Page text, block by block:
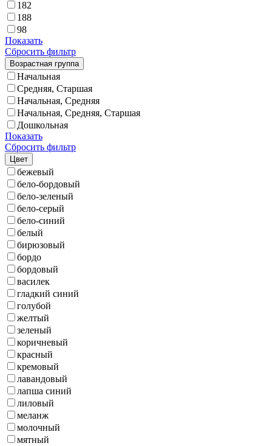
182
188
98
Показать
Сбросить фильтр
Возрастная группа
Начальная
Средняя, Старшая
Начальная, Средняя
Начальная, Средняя, Старшая
Дошкольная
Показать
Сбросить фильтр
Цвет
бежевый
бело-бордовый
бело-зеленый
бело-серый
бело-синий
белый
бирюзовый
бордо
бордовый
василек
гладкий синий
голубой
желтый
зеленый
коричневый
красный
кремовый
лавандовый
лапша синий
лиловый
меланж
молочный
мятный